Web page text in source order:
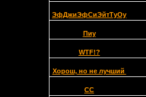
ЭфДжиЭфСиЭйтТуОу
Пиу
WTF!?
Хорош, но не лучший
СС